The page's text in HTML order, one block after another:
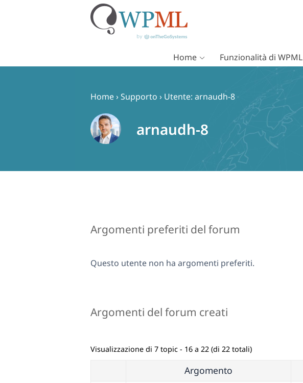
Home Funzionalità di WPML
Home›Supporto › Utente: arnaudh-8
arnaudh-8
Argomenti preferiti del forum
Questo utente non ha argomenti preferiti.
Argomenti del forum creati
Visualizzazione di 7 topic - 16 a 22 (di 22 totali)
Argomento